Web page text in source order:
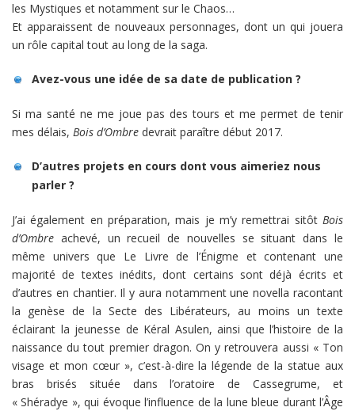
les Mystiques et notamment sur le Chaos…
Et apparaissent de nouveaux personnages, dont un qui jouera
un rôle capital tout au long de la saga.
Avez-vous une idée de sa date de publication ?
Si ma santé ne me joue pas des tours et me permet de tenir
mes délais, Bois d’Ombre devrait paraître début 2017.
D’autres projets en cours dont vous aimeriez nous
parler ?
J’ai également en préparation, mais je m’y remettrai sitôt Bois
d’Ombre achevé, un recueil de nouvelles se situant dans le
même univers que Le Livre de l’Énigme et contenant une
majorité de textes inédits, dont certains sont déjà écrits et
d’autres en chantier. Il y aura notamment une novella racontant
la genèse de la Secte des Libérateurs, au moins un texte
éclairant la jeunesse de Kéral Asulen, ainsi que l’histoire de la
naissance du tout premier dragon. On y retrouvera aussi « Ton
visage et mon cœur », c’est-à-dire la légende de la statue aux
bras brisés située dans l’oratoire de Cassegrume, et
« Shéradye », qui évoque l’influence de la lune bleue durant l’Âge